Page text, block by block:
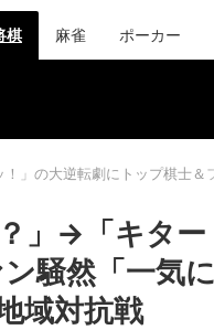
棋 麻雀 ポーカー
」の大逆転劇にトップ棋士
」→「キター
騒然「一気に
域対抗戦